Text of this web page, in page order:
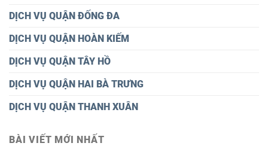
DỊCH VỤ QUẬN ĐỐNG ĐA
DỊCH VỤ QUẬN HOÀN KIẾM
DỊCH VỤ QUẬN TÂY HỒ
DỊCH VỤ QUẬN HAI BÀ TRƯNG
DỊCH VỤ QUẬN THANH XUÂN
BÀI VIẾT MỚI NHẤT